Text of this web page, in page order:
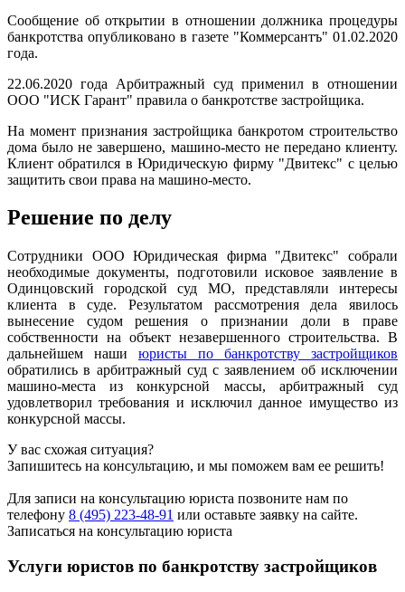
Сообщение об открытии в отношении должника процедуры
банкротства опубликовано в газете "Коммерсантъ" 01.02.2020
года.
22.06.2020 года Арбитражный суд применил в отношении
ООО "ИСК Гарант" правила о банкротстве застройщика.
На момент признания застройщика банкротом строительство
дома было не завершено, машино-место не передано клиенту.
Клиент обратился в Юридическую фирму "Двитекс" с целью
защитить свои права на машино-место.
Решение по делу
Сотрудники ООО Юридическая фирма "Двитекс" собрали
необходимые документы, подготовили исковое заявление в
Одинцовский городской суд МО, представляли интересы
клиента в суде. Результатом рассмотрения дела явилось
вынесение судом решения о признании доли в праве
собственности на объект незавершенного строительства. В
дальнейшем наши юристы по банкротству застройщиков
обратились в арбитражный суд с заявлением об исключении
машино-места из конкурсной массы, арбитражный суд
удовлетворил требования и исключил данное имущество из
конкурсной массы.
У вас схожая ситуация?
Запишитесь на консультацию, и мы поможем вам ее решить!
Для записи на консультацию юриста позвоните нам по
телефону 8 (495) 223-48-91 или оставьте заявку на сайте.
Записаться на консультацию юриста
Услуги юристов по банкротству застройщиков